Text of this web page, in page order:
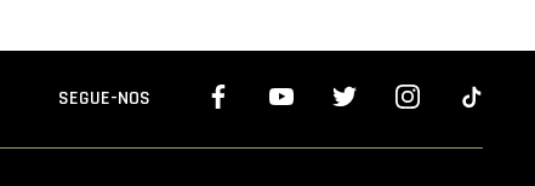
SEGUE-NOS